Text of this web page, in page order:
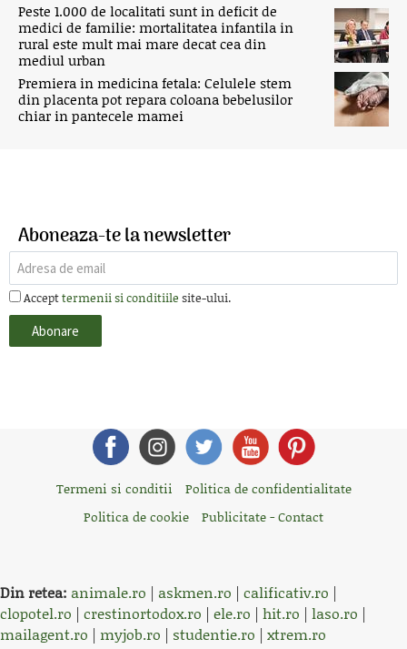
Peste 1.000 de localitati sunt in deficit de
medici de familie: mortalitatea infantila in
rural este mult mai mare decat cea din
mediul urban
Premiera in medicina fetala: Celulele stem
din placenta pot repara coloana bebelusilor
chiar in pantecele mamei
Aboneaza-te la newsletter
Accepttermenii si conditiile site-ului.
Termeni si conditii
Politica de confidentialitate
Politica de cookie
Publicitate - Contact
Din retea: animale.ro | askmen.ro | calificativ.ro |
clopotel.ro | crestinortodox.ro | ele.ro | hit.ro | laso.ro |
mailagent.ro | myjob.ro | studentie.ro | xtrem.ro